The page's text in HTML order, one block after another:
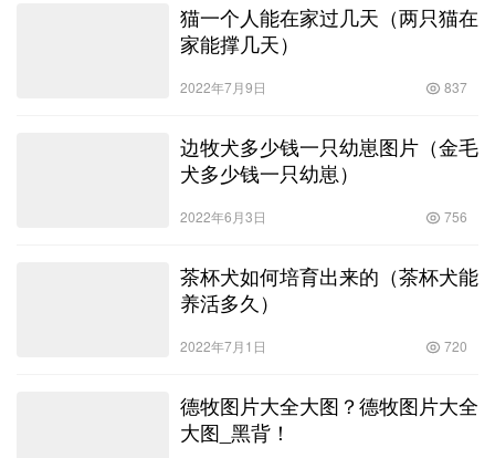
猫一个人能在家过几天（两只猫在
家能撑几天）
2022年7月9日 837
边牧犬多少钱一只幼崽图片（金毛
犬多少钱一只幼崽）
2022年6月3日 756
茶杯犬如何培育出来的（茶杯犬能
养活多久）
2022年7月1日 720
德牧图片大全大图？德牧图片大全
大图_黑背！